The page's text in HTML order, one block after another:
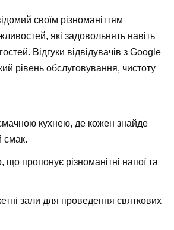
своїм різноманіттям
які задовольнять навіть
Відгуки відвідувачів з Google
рівень обслуговування, чистоту
кухнею, де кожен знайде
смак.
пропонує різноманітні напої та
зали для проведення святкових